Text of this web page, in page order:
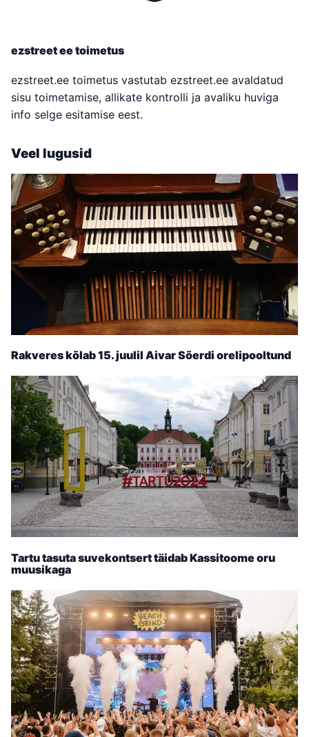
ezstreet ee toimetus
ezstreet.ee toimetus vastutab ezstreet.ee avaldatud
sisu toimetamise, allikate kontrolli ja avaliku huviga
info selge esitamise eest.
Veel lugusid
Rakveres kõlab 15. juulil Aivar Sõerdi orelipooltund
Tartu tasuta suvekontsert täidab Kassitoome oru
muusikaga